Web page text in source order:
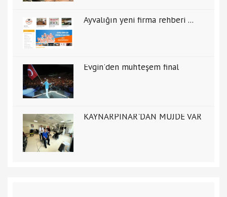
Ayvalığın yeni firma rehberi ...
Evgin'den muhteşem final
KAYNARPINAR'DAN MÜJDE VAR